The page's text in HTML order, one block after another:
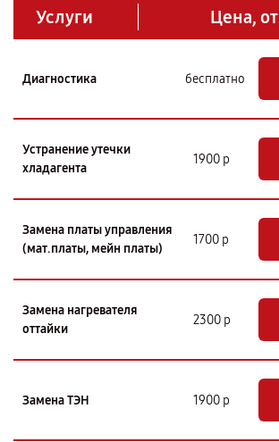
Услуги Цена, от
Диагностика бесплатно
Устранение утечки
хладагента
1900 р
Замена платы управления
(мат.платы, мейн платы)
1700 р
Замена нагревателя
оттайки
2300 р
Замена ТЭН 1900 р